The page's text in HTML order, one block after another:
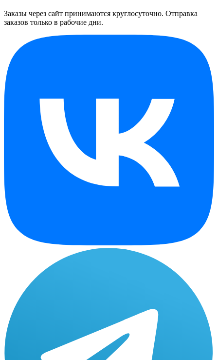
Заказы через сайт принимаются круглосуточно. Отправка
заказов только в рабочие дни.